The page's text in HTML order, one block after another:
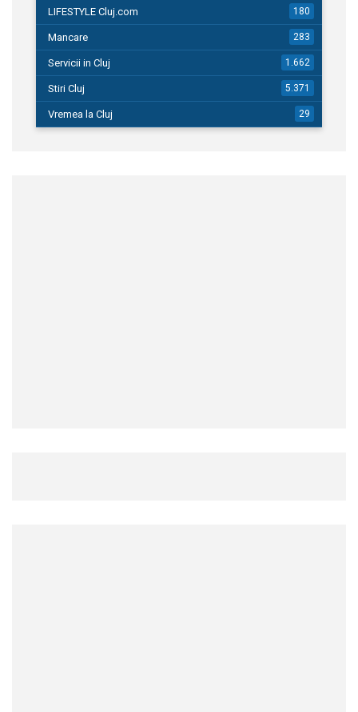
LIFESTYLE Cluj.com 180
Mancare 283
Servicii in Cluj 1.662
Stiri Cluj 5.371
Vremea la Cluj 29